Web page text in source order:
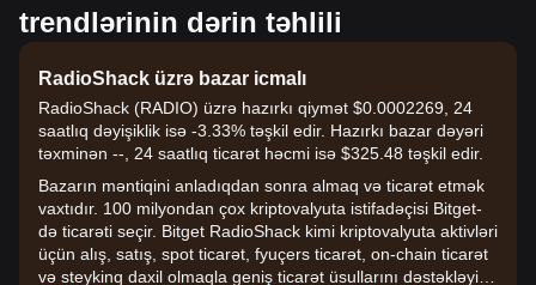
trendlərinin dərin təhlili
RadioShack üzrə bazar icmalı
RadioShack (RADIO) üzrə hazırkı qiymət $0.0002269, 24
saatlıq dəyişiklik isə -3.33% təşkil edir. Hazırkı bazar dəyəri
təxminən --, 24 saatlıq ticarət həcmi isə $325.48 təşkil edir.
Bazarın məntiqini anladıqdan sonra almaq və ticarət etmək
vaxtıdır. 100 milyondan çox kriptovalyuta istifadəçisi Bitget-
də ticarəti seçir. Bitget RadioShack kimi kriptovalyuta aktivləri
üçün alış, satış, spot ticarət, fyuçers ticarət, on-chain ticarət
və steykinq daxil olmaqla geniş ticarət üsullarını dəstəkləyir.